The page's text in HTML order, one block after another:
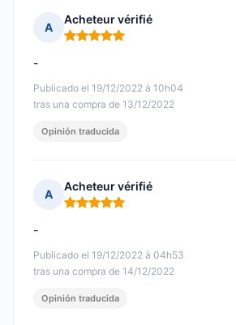
A
Acheteur vérifié
Nota: 5 de 5
Publicado el 19/12/2022 à 10h04
tras una compra de 13/12/2022
-
Opinión traducida
A
Acheteur vérifié
Nota: 5 de 5
Publicado el 19/12/2022 à 04h53
tras una compra de 14/12/2022
-
Opinión traducida